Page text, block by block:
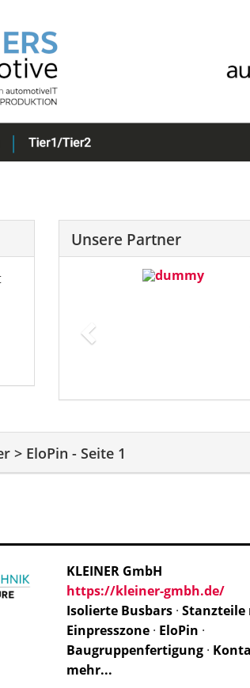
Unsere Partner
Previous
> EloPin - Seite 1
KLEINER GmbH
https://kleiner-gmbh.de/
Isolierte Busbars ·
Einpresszone · EloPin ·
Baugruppenfertigung ·
mehr...